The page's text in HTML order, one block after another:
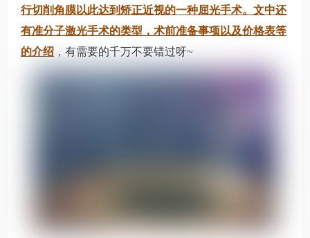
行切削角膜以此达到矫正近视的一种屈光手术。文中还
有准分子激光手术的类型，术前准备事项以及价格表等
的介绍 ，有需要的千万不要错过呀~